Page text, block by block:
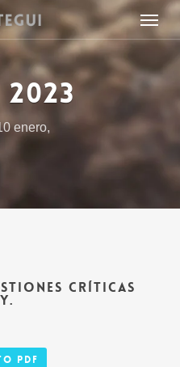
Menu
2023
enero,
CRÍTICAS
PDF